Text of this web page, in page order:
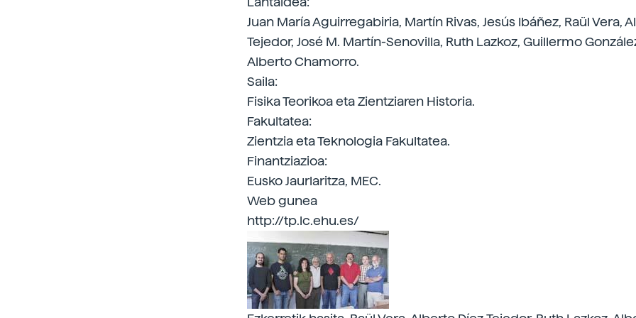
Juan María Aguirregabiria, Martín Rivas, Jesús Ibáñez, Raül Vera,
Tejedor, José M. Martín-Senovilla, Ruth Lazkoz, Guillermo
Alberto Chamorro.
Saila:
Fisika Teorikoa eta Zientziaren Historia.
Fakultatea:
Zientzia eta Teknologia Fakultatea.
Finantziazioa:
Eusko Jaurlaritza, MEC.
Web gunea
http://tp.lc.ehu.es/